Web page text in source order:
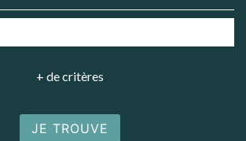
+ de critères
JE TROUVE